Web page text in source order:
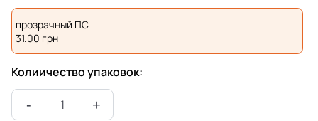
прозрачный ПС
31.00 грн
Колиичество упаковок: